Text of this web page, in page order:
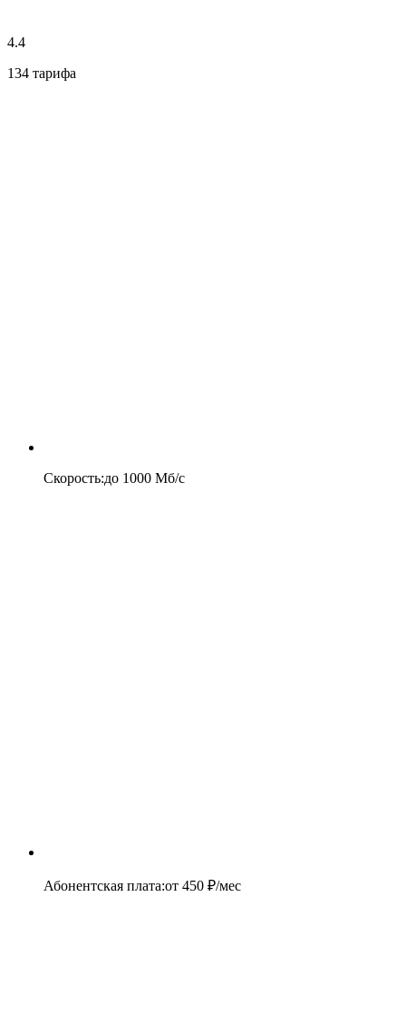
4.4
134 тарифа
Скорость:до 1000 Мб/c
Абонентская плата:от 450 ₽/мес